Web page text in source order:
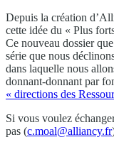
Depuis la création
cette idée du « Plus
Ce nouveau dossier
série que nous
dans laquelle nous
donnant-donnant par
« directions des
Si vous voulez
pas (c.moal@alliancy.fr